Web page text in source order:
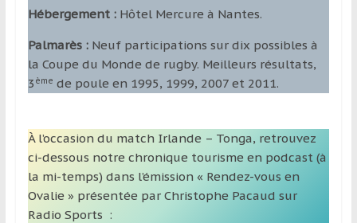
Hébergement :Hôtel Mercure à Nantes.
Palmarès : Neuf participations sur dix possibles à
la Coupe du Monde de rugby. Meilleurs résultats,
3 ème de poule en 1995, 1999, 2007 et 2011.
À l’occasion du match Irlande – Tonga, retrouvez
ci-dessous notre chronique tourisme en podcast (à
la mi-temps) dans l’émission « Rendez-vous en
Ovalie » présentée par Christophe Pacaud sur
Radio Sports :